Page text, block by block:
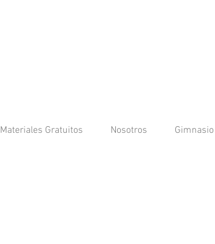
Materiales Gratuitos Nosotros Gimnasio